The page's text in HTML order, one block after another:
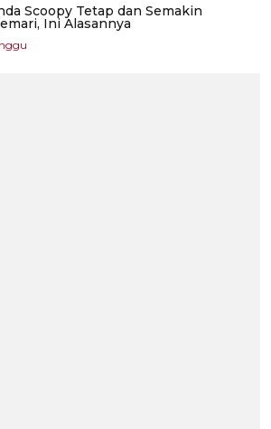
Scoopy Tetap dan Semakin
Ini Alasannya